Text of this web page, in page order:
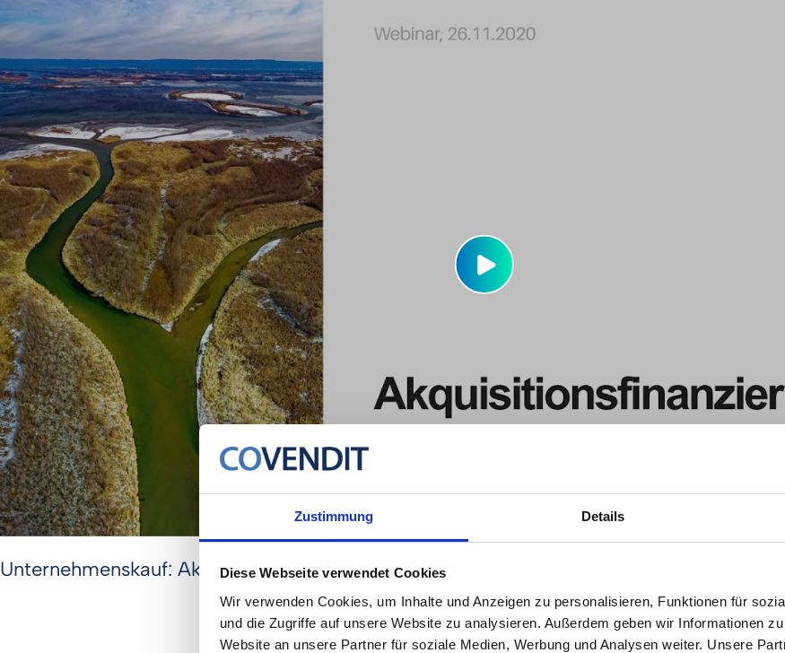
Zustimmung Details
Diese Webseite verwendet Cookies
Wir verwenden Cookies, um Inhalte und Anzeigen zu personalisieren, Funktionen für
und die Zugriffe auf unsere Website zu analysieren. Außerdem geben wir Informationen
Website an unsere Partner für soziale Medien, Werbung und Analysen weiter. Unsere
Unternehmenskauf: Akquisitionsfinanzierung mit externem Eigenkapital